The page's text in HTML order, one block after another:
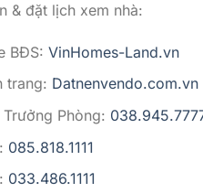
& đặt lịch xem nhà:
BĐS:VinHomes-Land.vn
trang: Datnenvendo.com.vn
Phòng:
085.818.1111
033.486.1111